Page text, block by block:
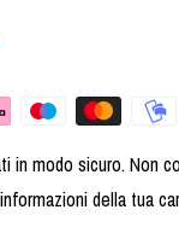
in modo sicuro. Non
della tua